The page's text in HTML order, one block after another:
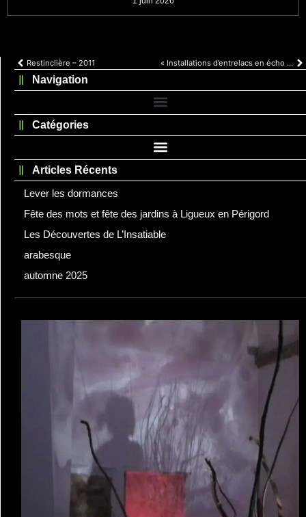
Restinclière – 2011 « Installations d’entrelacs en écho au paysage de St Thélo »
Navigation
Catégories
Articles Récents
Lever les dormances
Fête des mots et fête des jardins à Ligueux en Périgord
Les Découvertes de L’Insatiable
arabesque
automne 2025